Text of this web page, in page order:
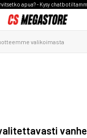
apua? - Kysy